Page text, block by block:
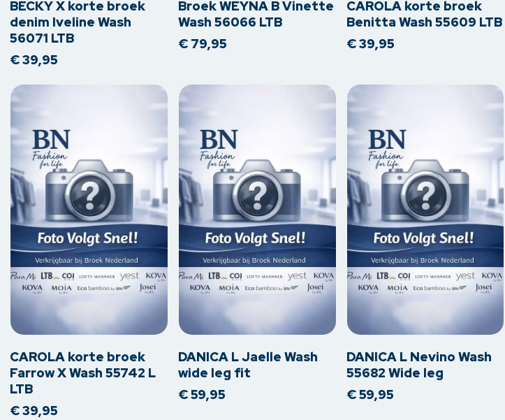
meerdere
variaties.
Deze
optie
gekozen
worden
op
de
productpagina
BECKY X korte broek
denim Iveline Wash
56071 LTB
€39,95
meerdere
variaties.
Deze
gekozen
worden
op
de
productpagina
Broek WEYNA B Vinette
Wash 56066 LTB
€ 79,95
meerdere
variaties.
Deze
gekozen
worden
op
de
productpagina
CAROLA korte broek
Benitta Wash 55609 LTB
€39,95
Dit
product
heeft
meerdere
variaties.
Deze
optie
CAROLA korte broek
Farrow X Wash 55742 L
LTB
€39,95
Dit
product
heeft
meerdere
variaties.
Deze
DANICA L Jaelle Wash
wide leg fit
€59,95
Dit
product
heeft
meerdere
variaties.
Deze
DANICA L Nevino Wash
55682 Wide leg
€59,95